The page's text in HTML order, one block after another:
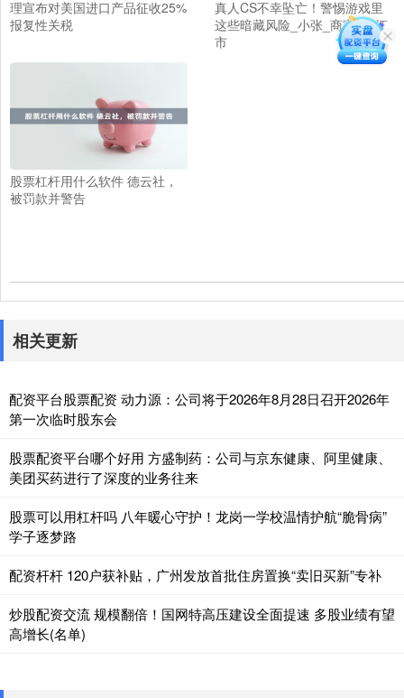
理宣布对美国进口产品征收25%
报复性关税
真人CS不幸坠亡！警惕游戏里
这些暗藏风险_小张_商家_阳江
市
股票杠杆用什么软件 德云社，
被罚款并警告
相关更新
配资平台股票配资 动力源：公司将于2026年8月28日召开2026年
第一次临时股东会
股票配资平台哪个好用 方盛制药：公司与京东健康、阿里健康、
美团买药进行了深度的业务往来
股票可以用杠杆吗 八年暖心守护！龙岗一学校温情护航“脆骨病”
学子逐梦路
配资杆杆 120户获补贴，广州发放首批住房置换“卖旧买新”专补
炒股配资交流 规模翻倍！国网特高压建设全面提速 多股业绩有望
高增长(名单)